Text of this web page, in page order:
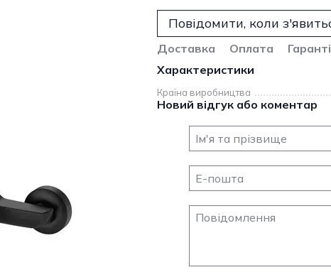
Повідомити, коли
Доставка Оплата
Характеристики
Країна виробництва
Новий відгук або коментар